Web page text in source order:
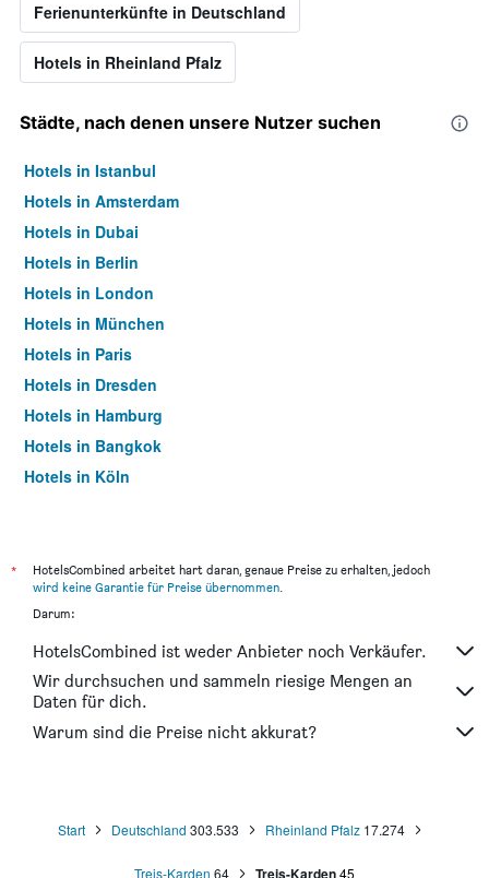
Ferienunterkünfte in Deutschland
Hotels in Rheinland Pfalz
Städte, nach denen unsere Nutzer suchen
Hotels in Istanbul
Hotels in Amsterdam
Hotels in Dubai
Hotels in Berlin
Hotels in London
Hotels in München
Hotels in Paris
Hotels in Dresden
Hotels in Hamburg
Hotels in Bangkok
Hotels in Köln
*
HotelsCombined arbeitet hart daran, genaue Preise zu erhalten, jedoch
wird keine Garantie für Preise übernommen.
Darum:
HotelsCombined ist weder Anbieter noch Verkäufer.
Wir durchsuchen und sammeln riesige Mengen an
Daten für dich.
Warum sind die Preise nicht akkurat?
Start Deutschland 303.533 Rheinland Pfalz 17.274
Treis-Karden 64 Treis-Karden45